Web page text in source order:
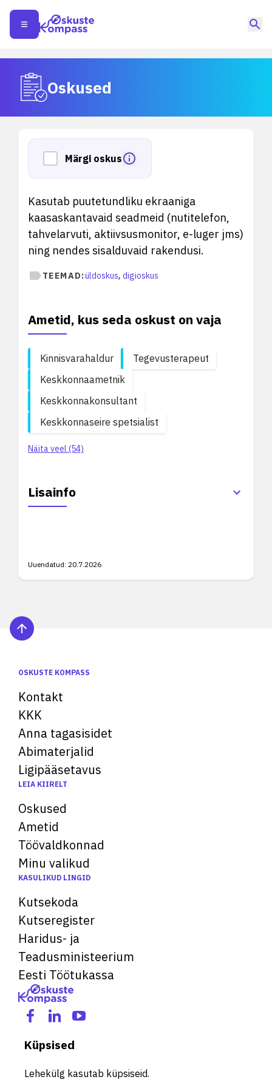
Oskused
Märgi oskus
Kasutab puutetundliku ekraaniga
kaasaskantavaid seadmeid (nutitelefon,
tahvelarvuti, aktiivsusmonitor, e-luger jms)
ning nendes sisalduvaid rakendusi.
TEEMAD:üldoskus, digioskus
Ametid, kus seda oskust on vaja
Kinnisvarahaldur
Tegevusterapeut
Keskkonnaametnik
Keskkonnakonsultant
Keskkonnaseire spetsialist
Näita veel (54)
Lisainfo
Uuendatud: 20.7.2026
OSKUSTE KOMPASS
Kontakt
KKK
Anna tagasisidet
Abimaterjalid
Ligipääsetavus
LEIA KIIRELT
Oskused
Ametid
Töövaldkonnad
Minu valikud
KASULIKUD LINGID
Kutsekoda
Kutseregister
Haridus- ja
Teadusministeerium
Eesti Töötukassa
Küpsised
Lehekülg kasutab küpsiseid.